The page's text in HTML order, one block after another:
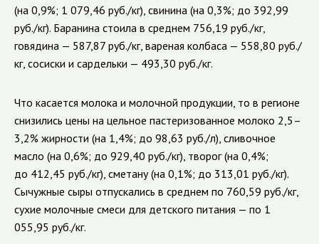
(на 0,9%; 1 079,46 руб./кг), свинина (на 0,3%; до 392,99
руб./кг). Баранина стоила в среднем 756,19 руб./кг,
говядина — 587,87 руб./кг, вареная колбаса — 558,80 руб./
кг, сосиски и сардельки — 493,30 руб./кг.
Что касается молока и молочной продукции, то в регионе
снизились цены на цельное пастеризованное молоко 2,5–
3,2% жирности (на 1,4%; до 98,63 руб./л), сливочное
масло (на 0,6%; до 929,40 руб./кг), творог (на 0,4%;
до 412,45 руб./кг), сметану (на 0,1%; до 313,01 руб./кг).
Сычужные сыры отпускались в среднем по 760,59 руб./кг,
сухие молочные смеси для детского питания — по 1
055,95 руб./кг.